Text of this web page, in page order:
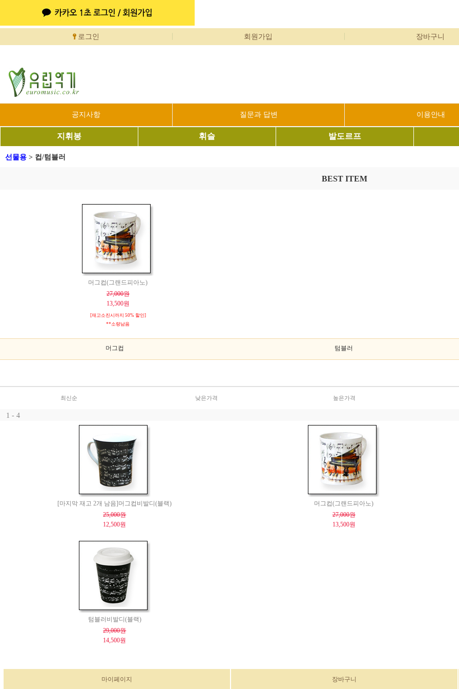
로그인 회원가입 장바구니
공지사항 질문과 답변 이용안내
지휘봉 휘슬 발도르프
선물용 > 컵/텀블러
BEST ITEM
머그컵(그랜드피아노)
27,000원
13,500원
[재고소진시까지 50% 할인]
**소량남음
머그컵 텀블러
최신순 낮은가격 높은가격
1 - 4
[마지막 재고 2개 남음]머그컵비발디(블랙)
25,000원
12,500원
머그컵(그랜드피아노)
27,000원
13,500원
텀블러비발디(블랙)
29,000원
14,500원
마이페이지 장바구니